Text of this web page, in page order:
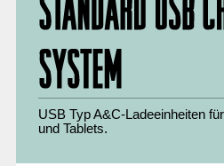
USB Typ A&C-Ladeeinheiten
und Tablets.